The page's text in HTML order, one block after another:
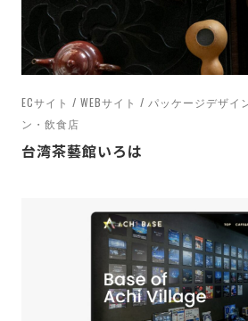
ECサイト / WEBサイト / パッケージデザイ
ン・飲食店
台湾茶藝館いろは